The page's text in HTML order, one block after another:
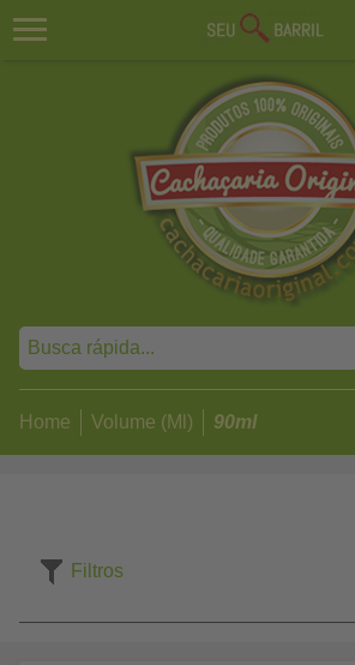
Home Volume (Ml) 90ml
Filtros